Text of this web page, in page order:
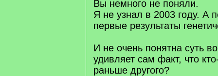
Вы немного не поняли.
Я не узнал в 2003 году. А
первые результаты
И не очень понятна суть
удивляет сам факт, что
раньше другого?